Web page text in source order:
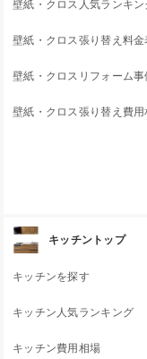
壁紙・クロス人気ランキン
壁紙・クロス張り替え料金
壁紙・クロスリフォーム事
壁紙・クロス張り替え費用
キッチントップ
キッチンを探す
キッチン人気ランキング
キッチン費用相場